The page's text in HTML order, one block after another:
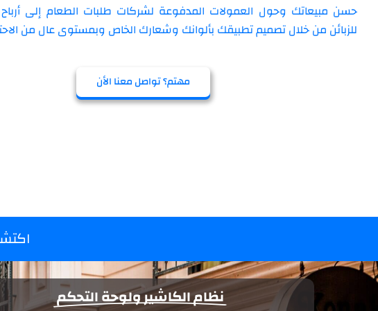
حسن مبيعاتك وحول العمولات المدفوعة لشركات طلبات الطعام إلى
للزبائن من خلال تصميم تطبيقك بألوانك وشعارك الخاص وبمستوى عال من
مهتم؟ تواصل معنا الأن
نظام الكاشير ولوحة التحكم